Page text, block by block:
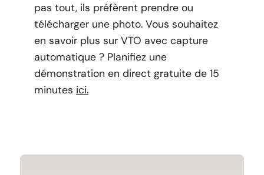
pas tout, ils préfèrent prendre ou
télécharger une photo. Vous souhaitez
en savoir plus sur VTO avec capture
automatique ? Planifiez une
démonstration en direct gratuite de 15
minutes ici.